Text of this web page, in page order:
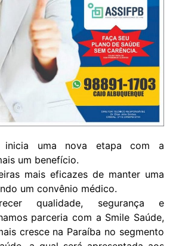
inicia uma nova etapa com a
um benefício.
mais eficazes de manter uma
um convênio médico.
qualidade, segurança e
parceria com a Smile Saúde,
cresce na Paraíba no segmento